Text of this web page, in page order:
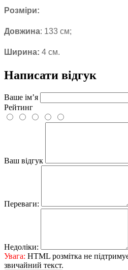
Розміри:
Довжина: 133 см;
Ширина: 4 см.
Написати відгук
Ваше ім’я
Рейтинг
Ваш відгук
Переваги:
Недоліки:
Увага: HTML розмітка не
звичайний текст.